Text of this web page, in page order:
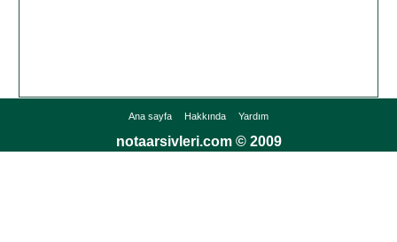
Ana sayfa Hakkında Yardım
notaarsivleri.com © 2009